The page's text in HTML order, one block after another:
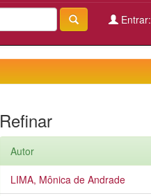
Entrar:
Refinar
Autor
LIMA, Mônica de Andrade